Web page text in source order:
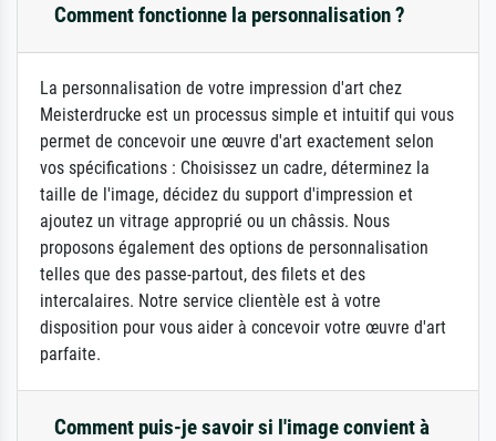
Comment fonctionne la personnalisation ?
La personnalisation de votre impression d'art chez
Meisterdrucke est un processus simple et intuitif qui vous
permet de concevoir une œuvre d'art exactement selon
vos spécifications : Choisissez un cadre, déterminez la
taille de l'image, décidez du support d'impression et
ajoutez un vitrage approprié ou un châssis. Nous
proposons également des options de personnalisation
telles que des passe-partout, des filets et des
intercalaires. Notre service clientèle est à votre
disposition pour vous aider à concevoir votre œuvre d'art
parfaite.
Comment puis-je savoir si l'image convient à